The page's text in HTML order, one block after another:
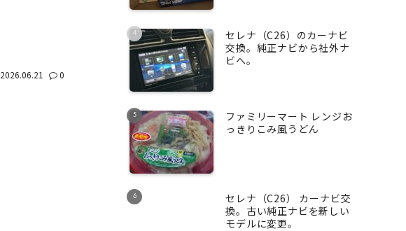
2026.06.21 0
セレナ（C26）のカーナビ
交換。純正ナビから社外ナ
ビへ。
ファミリーマート レンジお
っきりこみ風うどん
セレナ（C26） カーナビ交
換。古い純正ナビを新しい
モデルに変更。